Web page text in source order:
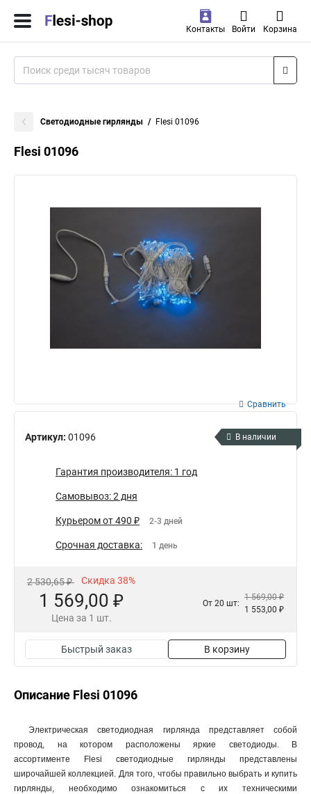
Контакты Войти Корзина
Светодиодные гирлянды Flesi 01096
Flesi 01096
Артикул: 01096
Сравнить
В наличии
Гарантия производителя: 1 год
Самовывоз: 2 дня
Курьером от 490 ₽ 2-3 дней
Срочная доставка: 1 день
2 530,65 ₽ Скидка 38%
1 569,00 ₽
Цена за 1 шт.
От 20 шт:
1 569,00 ₽
1 553,00 ₽
Быстрый заказ В корзину
Описание Flesi 01096
Электрическая светодиодная гирлянда представляет собой
провод, на котором расположены яркие светодиоды. В
ассортименте Flesi светодиодные гирлянды представлены
широчайшей коллекцией. Для того, чтобы правильно выбрать и купить
гирлянды, необходимо ознакомиться с их техническими